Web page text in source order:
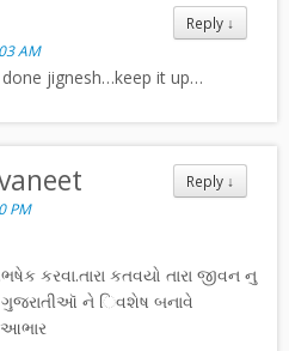
Reply ↓
AM
jignesh…keep it up…
Reply ↓
PM
કરવા.તારા કતવયો તારા જીવન નુ
ગુજરાતીઑ ને િવશેષ બનાવે